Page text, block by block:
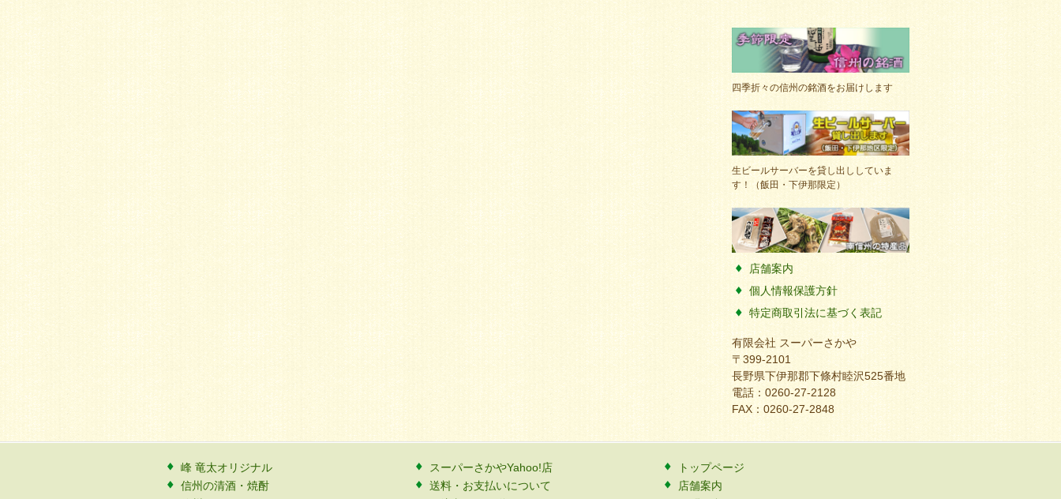
四季折々の信州の銘酒をお届けします
生ビールサーバーを貸し出ししていま
す！（飯田・下伊那限定）
店舗案内
個人情報保護方針
特定商取引法に基づく表記
有限会社 スーパーさかや
〒399-2101
長野県下伊那郡下條村睦沢525番地
電話：0260-27-2128
FAX：0260-27-2848
峰 竜太オリジナル
信州の清酒・焼酎
スーパーさかやYahoo!店
送料・お支払いについて
トップページ
店舗案内